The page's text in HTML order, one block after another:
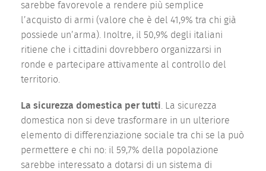
sarebbe favorevole a rendere più semplice
l’acquisto di armi (valore che è del 41,9% tra chi già
possiede un’arma). Inoltre, il 50,9% degli italiani
ritiene che i cittadini dovrebbero organizzarsi in
ronde e partecipare attivamente al controllo del
territorio.
La sicurezza domestica per tutti. La sicurezza
domestica non si deve trasformare in un ulteriore
elemento di differenziazione sociale tra chi se la può
permettere e chi no: il 59,7% della popolazione
sarebbe interessato a dotarsi di un sistema di